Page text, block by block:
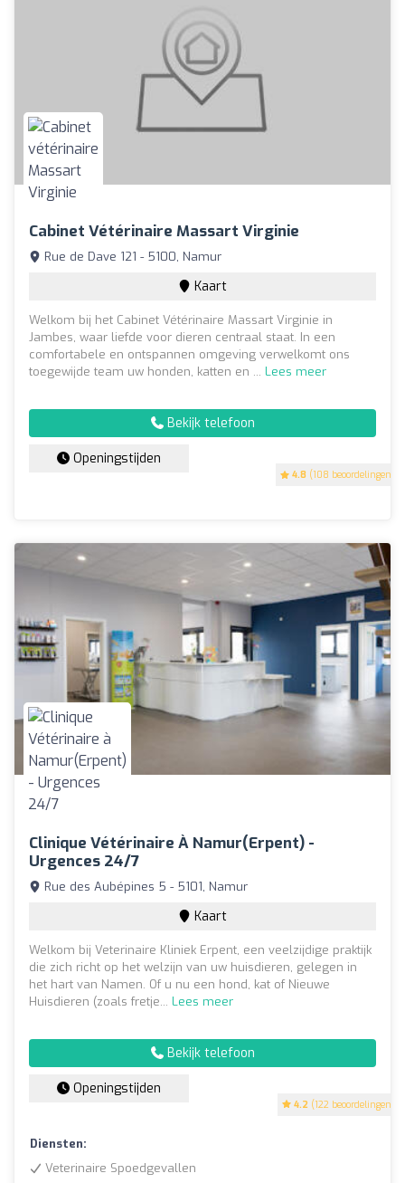
Cabinet Vétérinaire Massart Virginie
4.8 (108 beoordelingen)
Rue de Dave 121 - 5100, Namur
Kaart
Welkom bij het Cabinet Vétérinaire Massart Virginie in
Jambes, waar liefde voor dieren centraal staat. In een
comfortabele en ontspannen omgeving verwelkomt ons
toegewijde team uw honden, katten en ... Lees meer
Bekijk telefoon
Openingstijden
Clinique Vétérinaire À Namur(Erpent) -
Urgences 24/7
4.2 (122 beoordelingen)
Rue des Aubépines 5 - 5101, Namur
Kaart
Welkom bij Veterinaire Kliniek Erpent, een veelzijdige praktijk
die zich richt op het welzijn van uw huisdieren, gelegen in
het hart van Namen. Of u nu een hond, kat of Nieuwe
Huisdieren (zoals fretje... Lees meer
Bekijk telefoon
Openingstijden
Diensten:
Veterinaire Spoedgevallen